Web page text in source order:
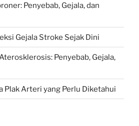
Penyebab, Gejala, dan
Gejala Stroke Sejak Dini
Penyebab, Gejala,
Plak Arteri yang Perlu Diketahui